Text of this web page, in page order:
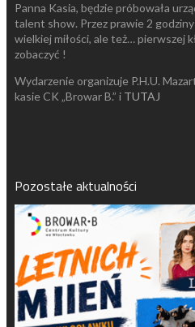
Panna Kasia, będzie próbowała
talent show. Przez prawie 2
wielkiej miłości, ale też… pierwszej
zobaczyć !
Wydarzenie organizuje P.H.U.
kasie CK „Browar B.” i TUTAJ
Pozostałe aktualności